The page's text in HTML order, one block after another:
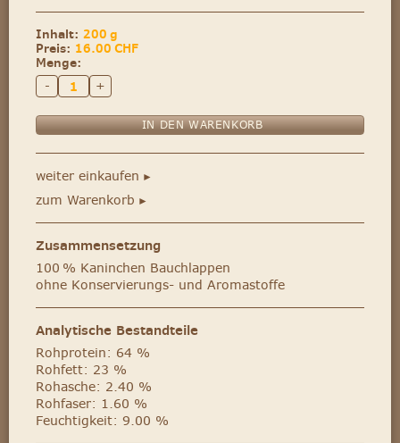
Inhalt: 200 g
Preis: 16.00 CHF
Menge:
-
+
weiter einkaufen ►
zum Warenkorb ►
Zusammensetzung
100 % Kaninchen Bauchlappen
ohne Konservierungs- und Aromastoffe
Analytische Bestandteile
Rohprotein: 64 %
Rohfett: 23 %
Rohasche: 2.40 %
Rohfaser: 1.60 %
Feuchtigkeit: 9.00 %